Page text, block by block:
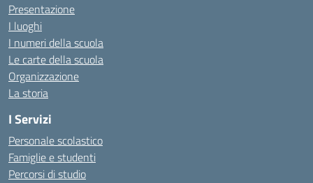
Presentazione
I luoghi
I numeri della scuola
Le carte della scuola
Organizzazione
La storia
I Servizi
Personale scolastico
Famiglie e studenti
Percorsi di studio